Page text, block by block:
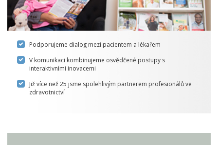
Podporujeme dialog mezi pacientem a lékařem
V komunikaci kombinujeme osvědčené postupy s
interaktivními inovacemi
Již více než 25 jsme spolehlivým partnerem profesionálů ve
zdravotnictví